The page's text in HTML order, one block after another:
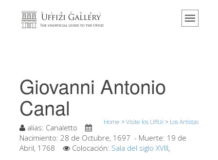
Home
Eventos y exposiciones
Contáctenos
Visite los Uffizi
Giovanni Antonio
Canal
Home >Visite los Uffizi > Los Artistas
alias: Canaletto
Nacimiento: 28 de Octubre, 1697 - Muerte: 19 de
Abril, 1768
Colocación: Sala del siglo XVIII,